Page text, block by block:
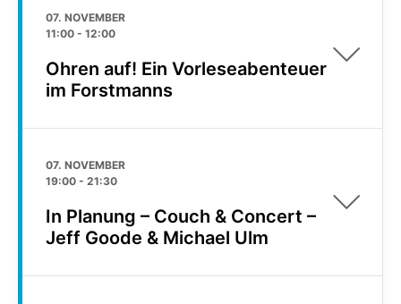
07. NOVEMBER
11:00 - 12:00
Ohren auf! Ein Vorleseabenteuer
im Forstmanns
07. NOVEMBER
19:00 - 21:30
In Planung – Couch & Concert –
Jeff Goode & Michael Ulm